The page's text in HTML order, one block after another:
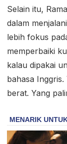
Selain itu,
dalam
lebih fokus
memperbaiki
kalau dipakai
bahasa
berat. Yang